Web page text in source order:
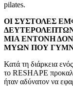
pilates.
ΟΙ ΣΥΣΤΟΛΕΣ
ΜΙΑ ΕΝΤΟΝΗ
ΜΥΩΝ ΠΟΥ
Κατά τη διάρκεια
το RESHAPE
ήταν αδύνατον να